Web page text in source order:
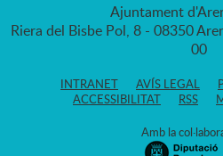
Ajuntament
Riera del Bisbe Pol, 8 - 08350
00
INTRANET AVÍS LEGAL
ACCESSIBILITAT
RSS
Amb la